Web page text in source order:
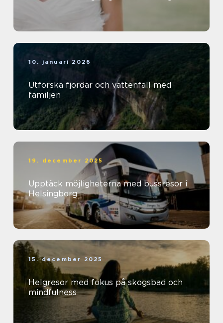
10. januari 2026
Utforska fjordar och vattenfall med
familjen
19. december 2025
Upptäck möjligheterna med bussresor i
Helsingborg
15. december 2025
Helgresor med fokus på skogsbad och
mindfulness